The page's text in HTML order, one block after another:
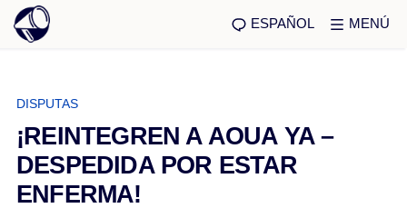
ESPAÑOL MENÚ
DISPUTAS
¡REINTEGREN A AOUA YA –
DESPEDIDA POR ESTAR
ENFERMA!